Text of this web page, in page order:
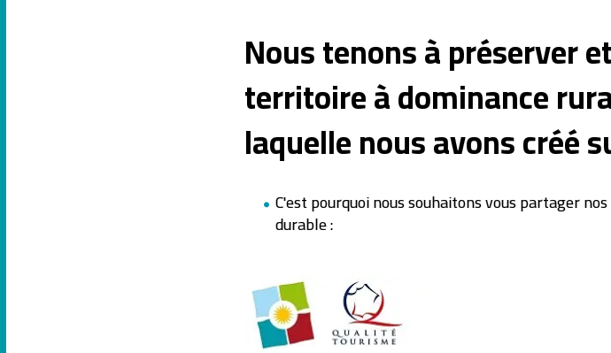
Nous tenons à préserver
territoire à dominance
laquelle nous avons créé
C'est pourquoi nous souhaitons vous partager
durable :